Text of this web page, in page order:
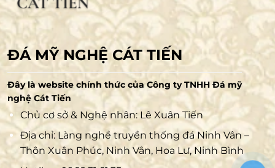
ĐÁ MỸ NGHỆ CÁT TIẾN
Đây là website chính thức của Công ty TNHH Đá mỹ
nghệ Cát Tiến
Chủ cơ sở & Nghệ nhân: Lê Xuân Tiến
Địa chỉ: Làng nghề truyền thống đá Ninh Vân –
Thôn Xuân Phúc, Ninh Vân, Hoa Lư, Ninh Bình